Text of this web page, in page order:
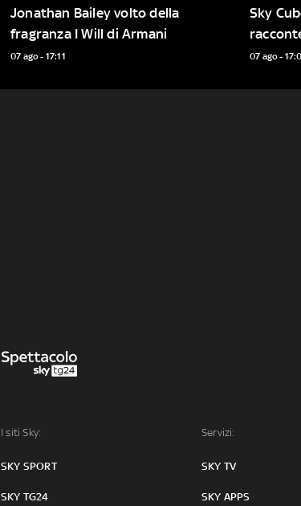
Jonathan Bailey volto della
fragranza I Will di Armani
07 ago - 17:11
Sky
07 ago -
I siti Sky:
SKY SPORT
SKY TG24
Servizi:
SKY TV
SKY APPS